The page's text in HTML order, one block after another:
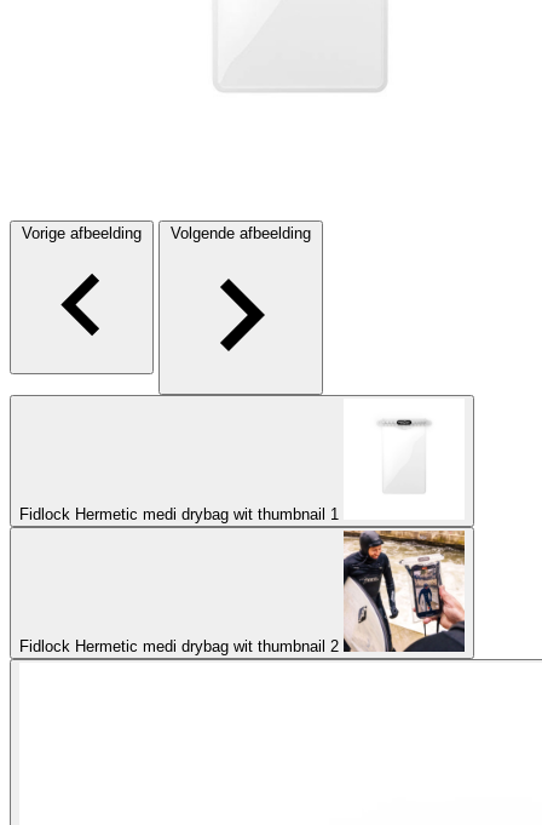
Vorige afbeelding Volgende afbeelding
Fidlock Hermetic medi drybag wit thumbnail 1
Fidlock Hermetic medi drybag wit thumbnail 2